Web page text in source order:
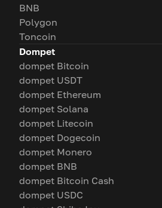
BNB
Polygon
Toncoin
Dompet
dompet Bitcoin
dompet USDT
dompet Ethereum
dompet Solana
dompet Litecoin
dompet Dogecoin
dompet Monero
dompet BNB
dompet Bitcoin Cash
dompet USDC